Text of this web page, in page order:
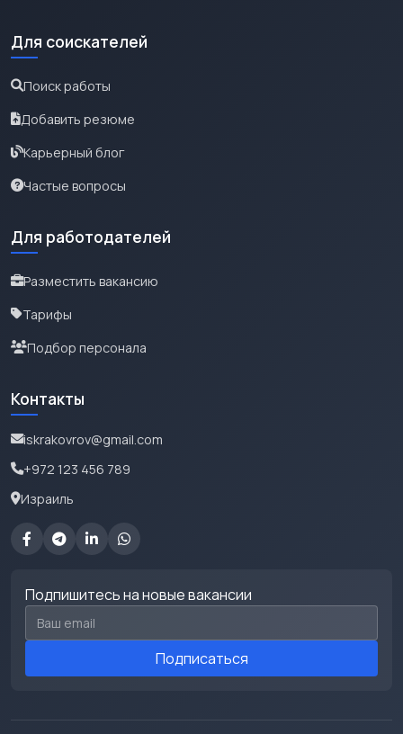
Для соискателей
Поиск работы
Добавить резюме
Карьерный блог
Частые вопросы
Для работодателей
Разместить вакансию
Тарифы
Подбор персонала
Контакты
iskrakovrov@gmail.com
+972 123 456 789
Израиль
Подпишитесь на новые вакансии
Email для подписки
Подписаться